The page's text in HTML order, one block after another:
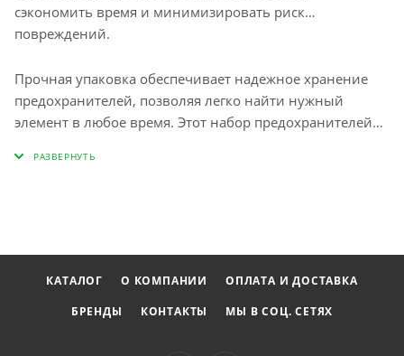
сэкономить время и минимизировать риск
повреждений.
Прочная упаковка обеспечивает надежное хранение
предохранителей, позволяя легко найти нужный
элемент в любое время. Этот набор предохранителей
использования, так и для автомобильных нужд,
КАТАЛОГ О КОМПАНИИ
ОПЛАТА И ДОСТАВКА
БРЕНДЫ
КОНТАКТЫ МЫ В СОЦ. СЕТЯХ